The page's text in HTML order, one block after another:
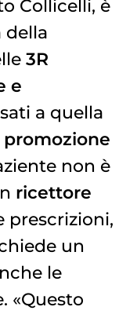
Collicelli, è
della
3R
e
a quella
non è
ricettore
prescrizioni,
un
le
«Questo